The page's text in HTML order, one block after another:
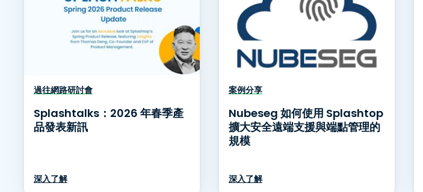
過往網路研討會
Splashtalks：2026 年春季產
品發表新訊
深入了解
案例分享
Nubeseg 如何使用 Splashtop
擴大安全遠端支援與端點管理的
規模
深入了解